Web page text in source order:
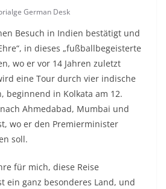
German Desk
Besuch in Indien bestätigt und
in dieses „fußballbegeisterte
wo er vor 14 Jahren zuletzt
eine Tour durch vier indische
beginnend in Kolkata am 12.
Ahmedabad, Mumbai und
wo er den Premierminister
soll.
für mich, diese Reise
ein ganz besonderes Land, und